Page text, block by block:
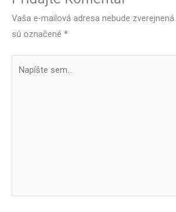
Vaša e-mailová adresa nebude zverejnená.
sú označené *
sem...